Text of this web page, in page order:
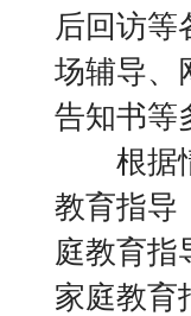
后回访等
场辅导、
告知书等
根据情
教育指导
庭教育指
家庭教育